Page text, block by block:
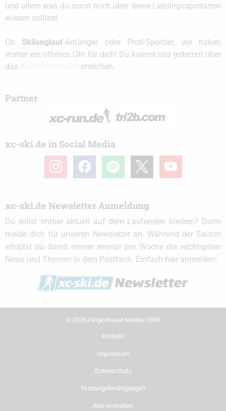
und allem was du sonst noch über deine Lieblingssportarten
wissen solltest.
Ob Skilanglauf-Anfänger oder Profi-Sportler, wir haben
immer ein offenes Ohr für dich! Du kannst uns jederzeit über
das
erreichen.
Partner
xc-ski.de in Social Media
instagramfacebook spotify youtube
xc-ski.de Newsletter Anmeldung
Du willst immer aktuell auf dem Laufenden bleiben? Dann
melde dich für unseren Newsletter an. Während der Saison
erhältst du damit immer einmal pro Woche die wichtigsten
News und Themen in dein Postfach. Einfach hier anmelden:
© 2026 Felgenhauer Medien GbR
Kontakt
Impressum
Datenschutz
Nutzungsbedingungen
Abo verwalten